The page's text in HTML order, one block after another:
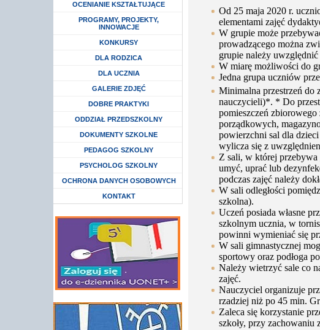
Rozwiń menu
OCENIANIE KSZTAŁTUJĄCE
Rozwiń menu
PROGRAMY, PROJEKTY,
INNOWACJE
Rozwiń menu
KONKURSY
Rozwiń menu
DLA RODZICA
Rozwiń menu
DLA UCZNIA
GALERIE ZDJĘĆ
DOBRE PRAKTYKI
Rozwiń menu
ODDZIAŁ PRZEDSZKOLNY
DOKUMENTY SZKOLNE
Rozwiń menu
PEDAGOG SZKOLNY
Rozwiń menu
PSYCHOLOG SZKOLNY
Rozwiń menu
OCHRONA DANYCH OSOBOWYCH
KONTAKT
Od 25 maja 2020 r.
elementami zajęć
W grupie może
prowadzącego można
grupie należy
W miarę możliwości do
Jedna grupa uczniów
Minimalna przestrzeń do
nauczycieli)*. * Do
pomieszczeń
porządkowych,
powierzchni sal dla
wylicza się z
Z sali, w której przebywa
umyć, uprać lub
podczas zajęć należy
W sali odległości
szkolna).
Uczeń posiada własne
szkolnym ucznia, w
powinni wymieniać się
W sali gimnastycznej
sportowy oraz podłoga
Należy wietrzyć sale co
zajęć.
Nauczyciel organizuje
rzadziej niż po 45 min.
Zaleca się korzystanie
szkoły, przy zachowaniu